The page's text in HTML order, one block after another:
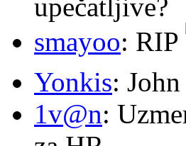
upečatljive?
smayoo: RIP
Yonkis:
1v@n: